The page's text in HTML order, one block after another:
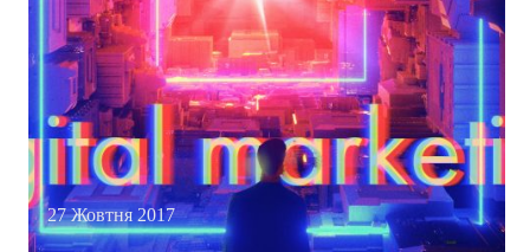
27 Жовтня 2017